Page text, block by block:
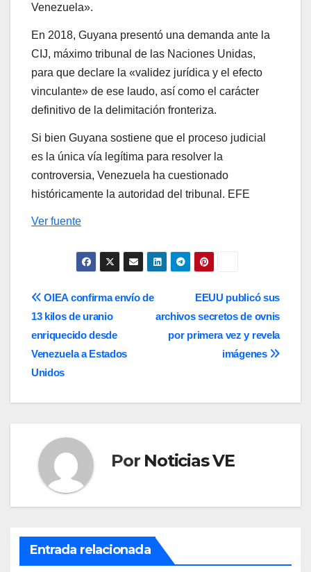
Venezuela».
En 2018, Guyana presentó una demanda ante la
CIJ, máximo tribunal de las Naciones Unidas,
para que declare la «validez jurídica y el efecto
vinculante» de ese laudo, así como el carácter
definitivo de la delimitación fronteriza.
Si bien Guyana sostiene que el proceso judicial
es la única vía legítima para resolver la
controversia, Venezuela ha cuestionado
históricamente la autoridad del tribunal. EFE
Ver fuente
Navegación
de
entradas
EEUU publicó sus
archivos secretos de ovnis
por primera vez y revela
imágenes
OIEA confirma envío de
13 kilos de uranio
enriquecido desde
Venezuela a Estados
Unidos
Por Noticias VE
Entrada relacionada